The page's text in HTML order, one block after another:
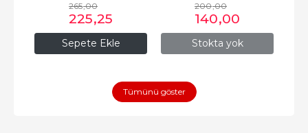
Sepete Ekle
265,00
225,25
Stokta yok
200,00
140,00
Tümünü göster